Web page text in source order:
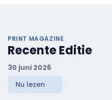
PRINT MAGAZINE
Recente Editie
30 juni 2026
Nu lezen